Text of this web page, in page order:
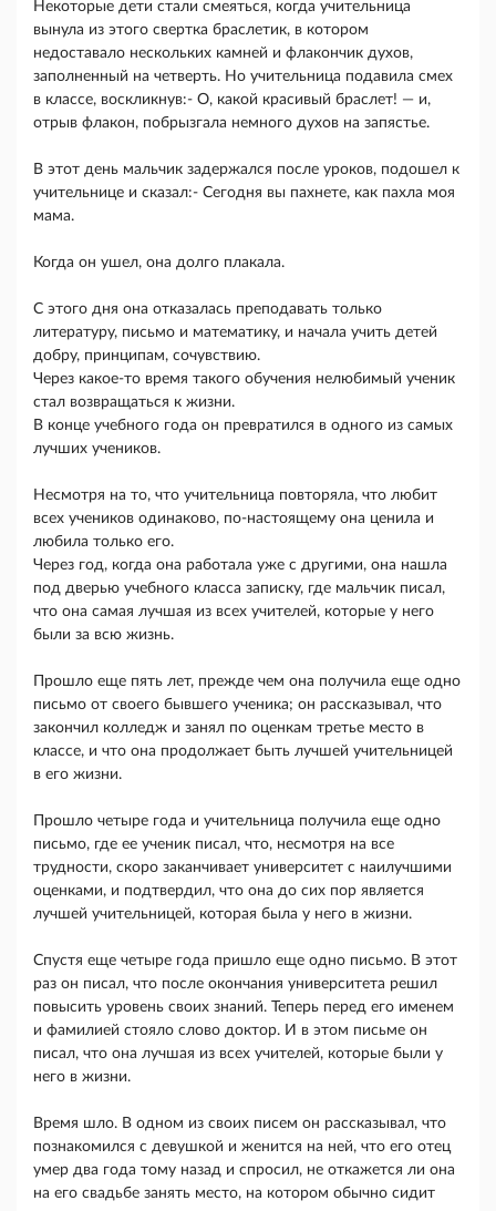
Некоторые дети стали смеяться, когда учительница
вынула из этого свертка браслетик, в котором
недоставало нескольких камней и флакончик духов,
заполненный на четверть. Но учительница подавила смех
в классе, воскликнув:- О, какой красивый браслет! — и,
отрыв флакон, побрызгала немного духов на запястье.
В этот день мальчик задержался после уроков, подошел к
учительнице и сказал:- Сегодня вы пахнете, как пахла моя
мама.
Когда он ушел, она долго плакала.
С этого дня она отказалась преподавать только
литературу, письмо и математику, и начала учить детей
добру, принципам, сочувствию.
Через какое-то время такого обучения нелюбимый ученик
стал возвращаться к жизни.
В конце учебного года он превратился в одного из самых
лучших учеников.
Несмотря на то, что учительница повторяла, что любит
всех учеников одинаково, по-настоящему она ценила и
любила только его.
Через год, когда она работала уже с другими, она нашла
под дверью учебного класса записку, где мальчик писал,
что она самая лучшая из всех учителей, которые у него
были за всю жизнь.
Прошло еще пять лет, прежде чем она получила еще одно
письмо от своего бывшего ученика; он рассказывал, что
закончил колледж и занял по оценкам третье место в
классе, и что она продолжает быть лучшей учительницей
в его жизни.
Прошло четыре года и учительница получила еще одно
письмо, где ее ученик писал, что, несмотря на все
трудности, скоро заканчивает университет с наилучшими
оценками, и подтвердил, что она до сих пор является
лучшей учительницей, которая была у него в жизни.
Спустя еще четыре года пришло еще одно письмо. В этот
раз он писал, что после окончания университета решил
повысить уровень своих знаний. Теперь перед его именем
и фамилией стояло слово доктор. И в этом письме он
писал, что она лучшая из всех учителей, которые были у
него в жизни.
Время шло. В одном из своих писем он рассказывал, что
познакомился с девушкой и женится на ней, что его отец
умер два года тому назад и спросил, не откажется ли она
на его свадьбе занять место, на котором обычно сидит